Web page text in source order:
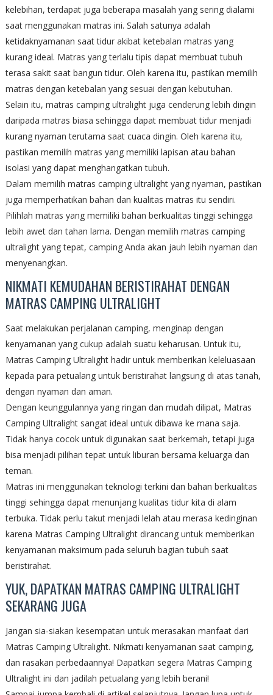
kelebihan, terdapat juga beberapa masalah yang sering dialami
saat menggunakan matras ini. Salah satunya adalah
ketidaknyamanan saat tidur akibat ketebalan matras yang
kurang ideal. Matras yang terlalu tipis dapat membuat tubuh
terasa sakit saat bangun tidur. Oleh karena itu, pastikan memilih
matras dengan ketebalan yang sesuai dengan kebutuhan.
Selain itu, matras camping ultralight juga cenderung lebih dingin
daripada matras biasa sehingga dapat membuat tidur menjadi
kurang nyaman terutama saat cuaca dingin. Oleh karena itu,
pastikan memilih matras yang memiliki lapisan atau bahan
isolasi yang dapat menghangatkan tubuh.
Dalam memilih matras camping ultralight yang nyaman, pastikan
juga memperhatikan bahan dan kualitas matras itu sendiri.
Pilihlah matras yang memiliki bahan berkualitas tinggi sehingga
lebih awet dan tahan lama. Dengan memilih matras camping
ultralight yang tepat, camping Anda akan jauh lebih nyaman dan
menyenangkan.
NIKMATI KEMUDAHAN BERISTIRAHAT DENGAN
MATRAS CAMPING ULTRALIGHT
Saat melakukan perjalanan camping, menginap dengan
kenyamanan yang cukup adalah suatu keharusan. Untuk itu,
Matras Camping Ultralight hadir untuk memberikan keleluasaan
kepada para petualang untuk beristirahat langsung di atas tanah,
dengan nyaman dan aman.
Dengan keunggulannya yang ringan dan mudah dilipat, Matras
Camping Ultralight sangat ideal untuk dibawa ke mana saja.
Tidak hanya cocok untuk digunakan saat berkemah, tetapi juga
bisa menjadi pilihan tepat untuk liburan bersama keluarga dan
teman.
Matras ini menggunakan teknologi terkini dan bahan berkualitas
tinggi sehingga dapat menunjang kualitas tidur kita di alam
terbuka. Tidak perlu takut menjadi lelah atau merasa kedinginan
karena Matras Camping Ultralight dirancang untuk memberikan
kenyamanan maksimum pada seluruh bagian tubuh saat
beristirahat.
YUK, DAPATKAN MATRAS CAMPING ULTRALIGHT
SEKARANG JUGA
Jangan sia-siakan kesempatan untuk merasakan manfaat dari
Matras Camping Ultralight. Nikmati kenyamanan saat camping,
dan rasakan perbedaannya! Dapatkan segera Matras Camping
Ultralight ini dan jadilah petualang yang lebih berani!